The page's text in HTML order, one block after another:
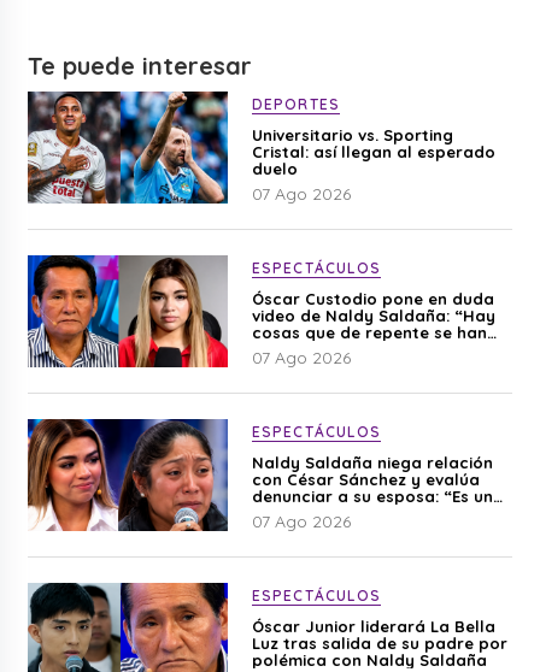
Te puede interesar
DEPORTES
Universitario vs. Sporting
Cristal: así llegan al esperado
duelo
07 Ago 2026
ESPECTÁCULOS
Óscar Custodio pone en duda
video de Naldy Saldaña: “Hay
cosas que de repente se han
editado”
07 Ago 2026
ESPECTÁCULOS
Naldy Saldaña niega relación
con César Sánchez y evalúa
denunciar a su esposa: “Es una
difamación”
07 Ago 2026
ESPECTÁCULOS
Óscar Junior liderará La Bella
Luz tras salida de su padre por
polémica con Naldy Saldaña